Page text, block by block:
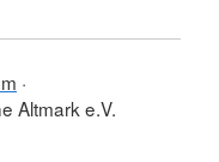
Altmark e.V.